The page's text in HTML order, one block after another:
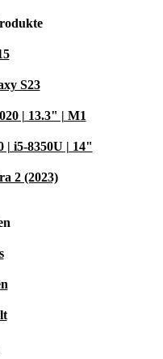
S23
| 13.3" | M1
| i5-8350U | 14"
2 (2023)